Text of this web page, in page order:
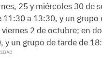
25 y miércoles 30 de
a 13:30, y un grupo
2 de octubre; en
y un grupo de tarde de